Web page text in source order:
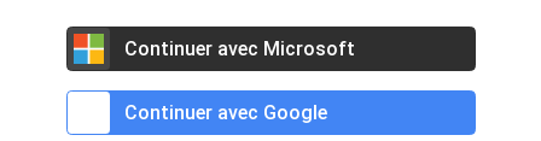
Se connecter au moyen du compte :
Continuer avec Microsoft
Continuer avec Google